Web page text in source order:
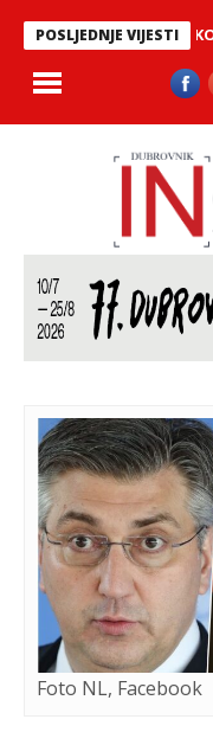
POSLJEDNJE VIJESTI
OPĆINA
Foto NL, Facebook